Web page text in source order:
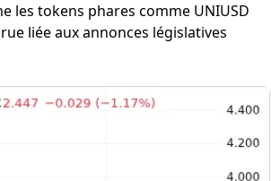
les tokens phares comme UNIUSD
liée aux annonces législatives